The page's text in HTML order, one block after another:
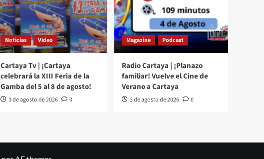
Noticias Video
Cartaya Tv | ¡Cartaya
celebrará la XIII Feria de la
Gamba del 5 al 8 de agosto!
3 de agosto de 2026 0
Magazine Podcast
Radio Cartaya | ¡Planazo
familiar! Vuelve el Cine de
Verano a Cartaya
3 de agosto de 2026 0